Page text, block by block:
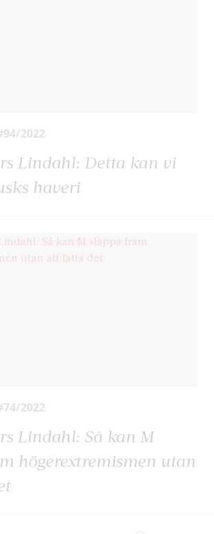
2022
Lindahl: Detta kan vi
haveri
2022
Lindahl: Så kan M
högerextremismen utan